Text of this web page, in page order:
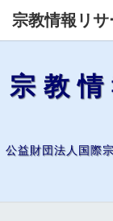
宗教情報リ
宗教
公益財団法人国際